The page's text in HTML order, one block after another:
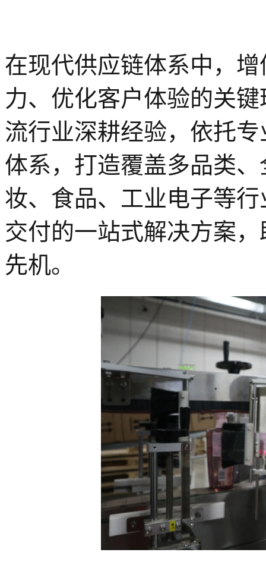
在现代供应链体系中，
力、优化客户体验的关
流行业深耕经验，依托
体系，打造覆盖多品类
妆、食品、工业电子等
交付的一站式解决方案
先机。